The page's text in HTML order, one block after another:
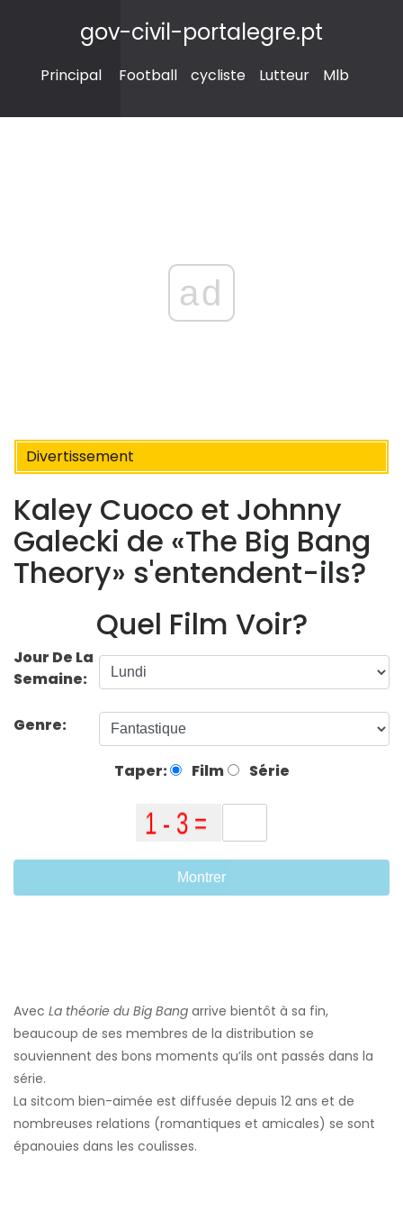
gov-civil-portalegre.pt
Principal Football cycliste Lutteur Mlb
ad
Divertissement
Kaley Cuoco et Johnny
Galecki de «The Big Bang
Theory» s'entendent-ils?
Quel Film Voir?
Jour De La
Semaine:
Genre:
Taper: Film Série
Montrer
Avec La théorie du Big Bang arrive bientôt à sa fin,
beaucoup de ses membres de la distribution se
souviennent des bons moments qu’ils ont passés dans la
série.
La sitcom bien-aimée est diffusée depuis 12 ans et de
nombreuses relations (romantiques et amicales) se sont
épanouies dans les coulisses.